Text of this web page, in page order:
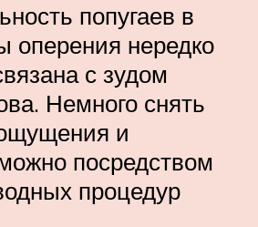
попугаев в
оперения нередко
с зудом
Немного снять
и
посредством
процедур